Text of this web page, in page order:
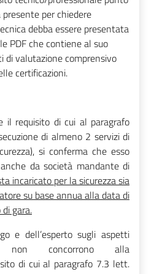
per chiedere
debba essere presentata
PDF che contiene al suo
valutazione comprensivo
certificazioni.
il requisito di cui al paragrafo
di almeno 2 servizi di
si conferma che esso
da società mandante di
incaricato per la sicurezza sia
su base annua alla data di
gara.
e dell’esperto sugli aspetti
non concorrono alla
di cui al paragrafo 7.3 lett.